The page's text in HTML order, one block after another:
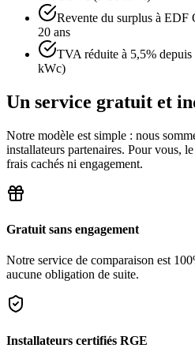
Revente du surplus à
20 ans
TVA réduite à 5,5%
kWc)
Un service gratuit et
Notre modèle est simple : nous
installateurs partenaires. Pour vous,
frais cachés ni engagement.
Gratuit sans engagement
Notre service de comparaison est
aucune obligation de suite.
Installateurs certifiés RGE